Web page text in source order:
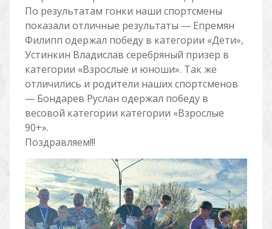
По результатам гонки наши спортсмены
показали отличные результаты — Епремян
Филипп одержал победу в категории «Дети»,
Устинкин Владислав серебряный призер в
категории «Взрослые и юноши». Так же
отличились и родители наших спортсменов
— Бондарев Руслан одержал победу в
весовой категории категории «Взрослые
90+».
Поздравляем!!!